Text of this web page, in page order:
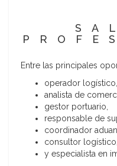
Entre las principales
operador logístico,
analista de
gestor portuario,
responsable de
coordinador
consultor logístico,
y especialista en